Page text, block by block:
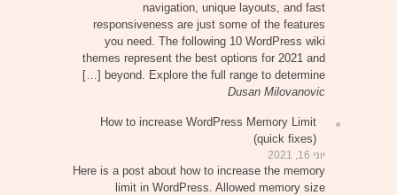
navigation, unique layouts, and fast
responsiveness are just some of the features
you need. The following 10 WordPress wiki
themes represent the best options for 2021 and
beyond. Explore the full range to determine […]
Dusan Milovanovic
How to increase WordPress Memory Limit
(quick fixes)
יוני 16, 2021
Here is a post about how to increase the memory
limit in WordPress. Allowed memory size